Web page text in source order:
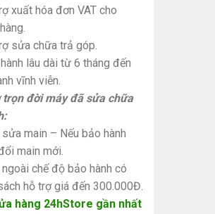
xuất hóa đơn VAT cho
sửa chữa trả góp.
lâu dài từ 6 tháng đến
vĩnh viễn.
trọn đời máy đã sửa chữa
main – Nếu bảo hành
main mới.
chế độ bảo hành có
hỗ trợ giá đến 300.000Đ.
hàng 24hStore gần nhất